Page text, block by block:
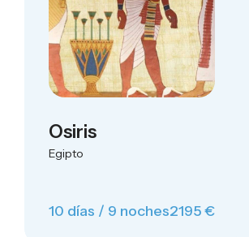
Osiris
Egipto
10 días / 9 noches2195 €